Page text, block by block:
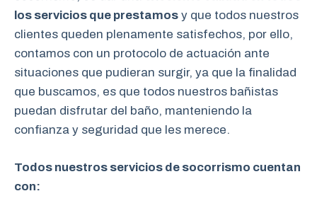
los servicios que prestamos y que todos nuestros
clientes queden plenamente satisfechos, por ello,
contamos con un protocolo de actuación ante
situaciones que pudieran surgir, ya que la finalidad
que buscamos, es que todos nuestros bañistas
puedan disfrutar del baño, manteniendo la
confianza y seguridad que les merece.
Todos nuestros servicios de socorrismo cuentan
con: